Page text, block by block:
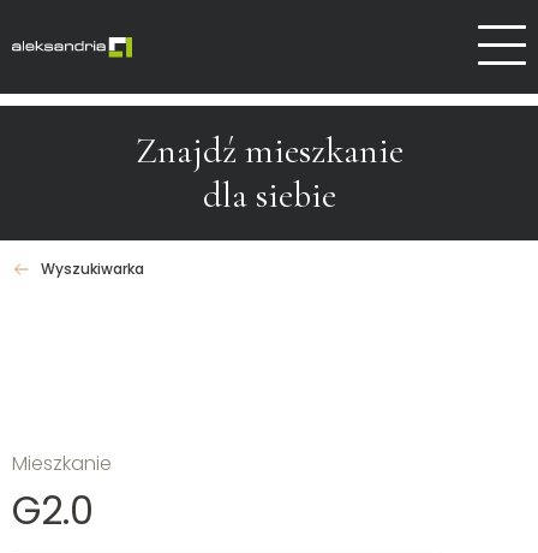
Znajdź mieszkanie
dla siebie
Wyszukiwarka
Mieszkanie
G2.0